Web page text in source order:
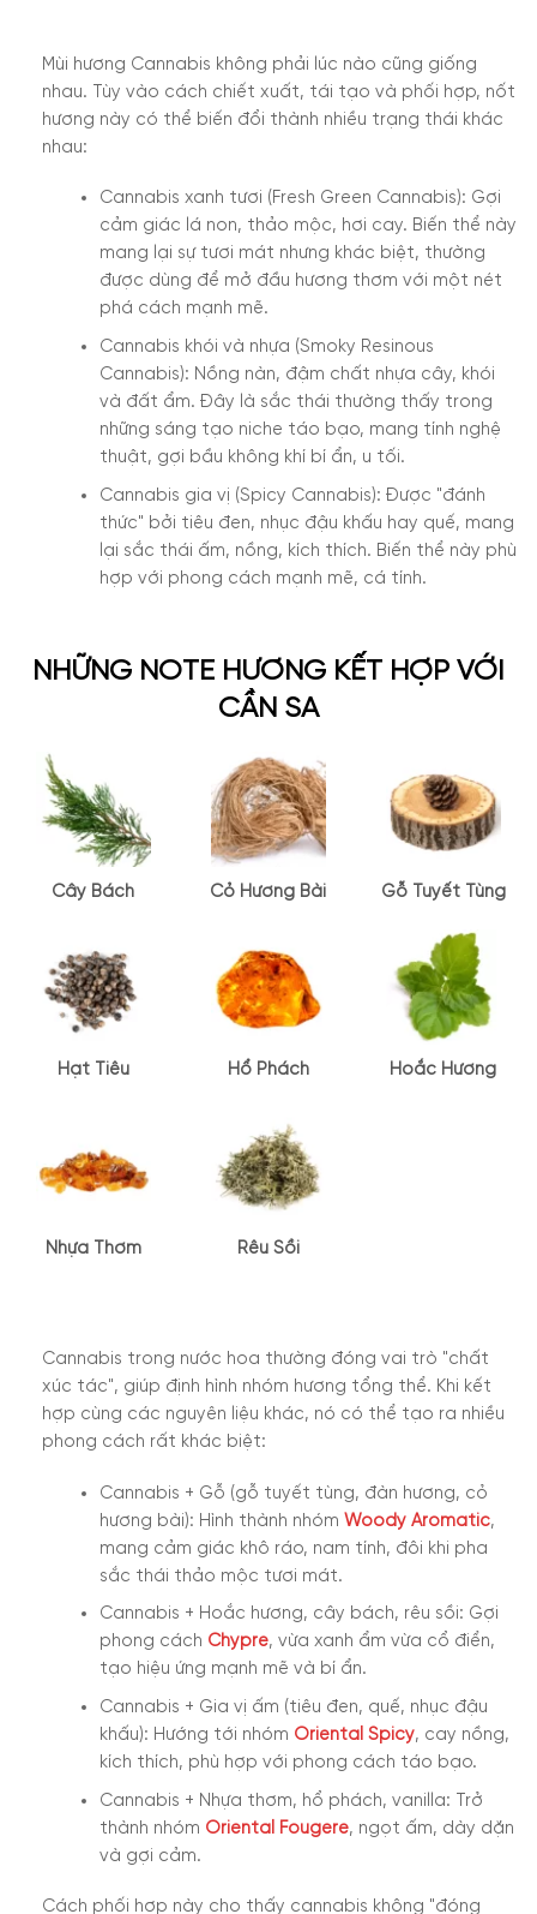
Mùi hương Cannabis không phải lúc nào cũng giống
nhau. Tùy vào cách chiết xuất, tái tạo và phối hợp, nốt
hương này có thể biến đổi thành nhiều trạng thái khác
nhau:
Cannabis xanh tươi (Fresh Green Cannabis): Gợi
cảm giác lá non, thảo mộc, hơi cay. Biến thể này
mang lại sự tươi mát nhưng khác biệt, thường
được dùng để mở đầu hương thơm với một nét
phá cách mạnh mẽ.
Cannabis khói và nhựa (Smoky Resinous
Cannabis): Nồng nàn, đậm chất nhựa cây, khói
và đất ẩm. Đây là sắc thái thường thấy trong
những sáng tạo niche táo bạo, mang tính nghệ
thuật, gợi bầu không khí bí ẩn, u tối.
Cannabis gia vị (Spicy Cannabis): Được "đánh
thức" bởi tiêu đen, nhục đậu khấu hay quế, mang
lại sắc thái ấm, nồng, kích thích. Biến thể này phù
hợp với phong cách mạnh mẽ, cá tính.
NHỮNG NOTE HƯƠNG KẾT HỢP VỚI
CẦN SA
Cây Bách Cỏ Hương Bài Gỗ Tuyết Tùng
Hạt Tiêu Hổ Phách Hoắc Hương
Nhựa Thơm Rêu Sồi
Cannabis trong nước hoa thường đóng vai trò "chất
xúc tác", giúp định hình nhóm hương tổng thể. Khi kết
hợp cùng các nguyên liệu khác, nó có thể tạo ra nhiều
phong cách rất khác biệt:
Cannabis + Gỗ (gỗ tuyết tùng, đàn hương, cỏ
hương bài): Hình thành nhóm Woody Aromatic,
mang cảm giác khô ráo, nam tính, đôi khi pha
sắc thái thảo mộc tươi mát.
Cannabis + Hoắc hương, cây bách, rêu sồi: Gợi
phong cách Chypre, vừa xanh ẩm vừa cổ điển,
tạo hiệu ứng mạnh mẽ và bí ẩn.
Cannabis + Gia vị ấm (tiêu đen, quế, nhục đậu
khấu): Hướng tới nhóm Oriental Spicy, cay nồng,
kích thích, phù hợp với phong cách táo bạo.
Cannabis + Nhựa thơm, hổ phách, vanilla:
Trở
thành nhóm Oriental Fougere, ngọt ấm, dày dặn
và gợi cảm.
Cách phối hợp này cho thấy cannabis không "đóng